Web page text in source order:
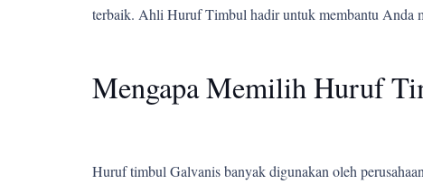
terbaik. Ahli Huruf Timbul hadir untuk membantu Anda
Mengapa Memilih Huruf
Huruf timbul Galvanis banyak digunakan oleh